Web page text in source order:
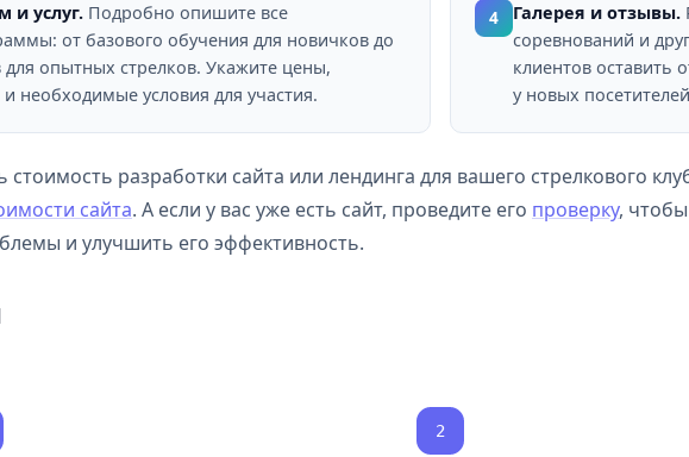
и услуг. Подробно опишите все
от базового обучения для новичков до
для опытных стрелков. Укажите цены,
необходимые условия для участия.
4 Галерея и отзывы.
соревнований и
клиентов оставить
у новых
разработки сайта или лендинга для вашего стрелкового
сайта. А если у вас уже есть сайт, проведите его проверку, чтобы
и улучшить его эффективность.
2